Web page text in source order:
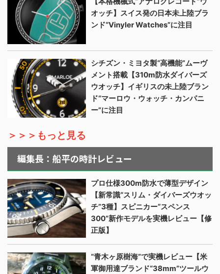
オッチ】スイス発の日本未上陸ブラ
ンド“Vinyler Watches”に注目
シチズン・ミヨタ製“高機能”ムーヴ
メント搭載【310m防水ダイバーズ
ウオッチ】イギリスの未上陸ブラン
ド“マーロウ・ウォッチ・カンパニ
ー”に注目
＞＞＞もっと見る
編集長：船平の時計レビュー
プロ仕様300m防水で薄型デザイン
【新常識“スリム・ダイバーズウオッ
チ”3種】スピニカー“スペンス
300”新作モデルを実機レビュー【修
正版】
“青木ヶ原樹海”で実機レビュー【米
軍御用達ブランド“38mm”ツールウ